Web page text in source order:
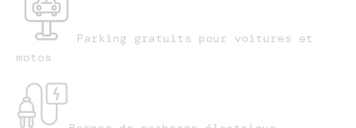
Parking gratuits pour voitures et
motos